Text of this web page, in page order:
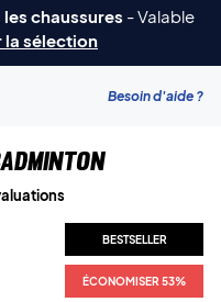
chaussures -Valable
la sélection
Besoin d'aide ?
BESTSELLER
ÉCONOMISER 53%
BESTSELLER
ÉCONOMISER 53%
BESTSELLER
ÉCONOMISER 53%
BESTSELLER
ÉCONOMISER 53%
BESTSELLER
ÉCONOMISER 53%